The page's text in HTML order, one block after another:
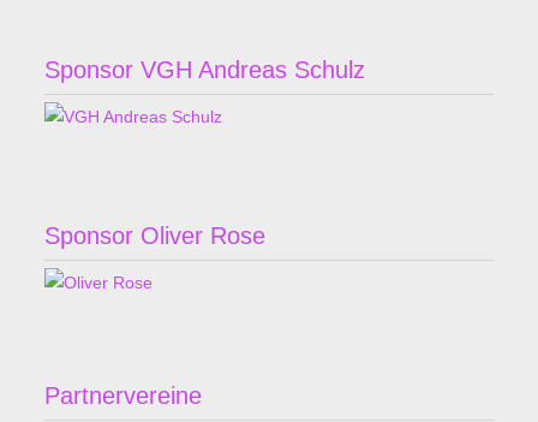
Sponsor VGH Andreas Schulz
Sponsor Oliver Rose
Partnervereine